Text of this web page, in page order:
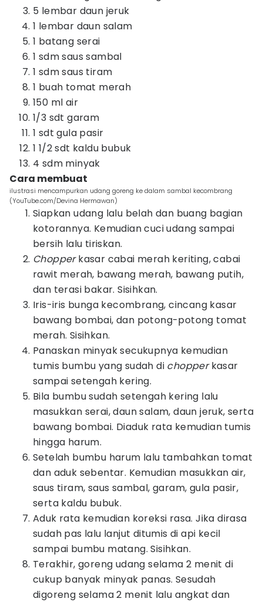
5 lembar daun jeruk
1 lembar daun salam
1 batang serai
1 sdm saus sambal
1 sdm saus tiram
1 buah tomat merah
150 ml air
1/3 sdt garam
1 sdt gula pasir
1 1/2 sdt kaldu bubuk
4 sdm minyak
Cara membuat
ilustrasi mencampurkan udang goreng ke dalam sambal kecombrang
(YouTube.com/Devina Hermawan)
Siapkan udang lalu belah dan buang bagian
kotorannya. Kemudian cuci udang sampai
bersih lalu tiriskan.
Chopperkasar cabai merah keriting, cabai
rawit merah, bawang merah, bawang putih,
dan terasi bakar. Sisihkan.
Iris-iris bunga kecombrang, cincang kasar
bawang bombai, dan potong-potong tomat
merah. Sisihkan.
Panaskan minyak secukupnya kemudian
tumis bumbu yang sudah di chopperkasar
sampai setengah kering.
Bila bumbu sudah setengah kering lalu
masukkan serai, daun salam, daun jeruk, serta
bawang bombai. Diaduk rata kemudian tumis
hingga harum.
Setelah bumbu harum lalu tambahkan tomat
dan aduk sebentar. Kemudian masukkan air,
saus tiram, saus sambal, garam, gula pasir,
serta kaldu bubuk.
Aduk rata kemudian koreksi rasa. Jika dirasa
sudah pas lalu lanjut ditumis di api kecil
sampai bumbu matang. Sisihkan.
Terakhir, goreng udang selama 2 menit di
cukup banyak minyak panas. Sesudah
digoreng selama 2 menit lalu angkat dan